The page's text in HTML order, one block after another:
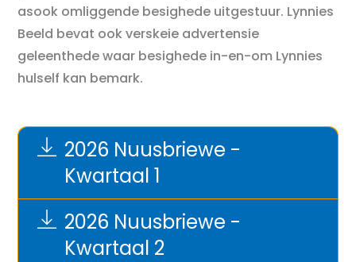
asook omliggende besighede uitgestuur. Lynnies
Beeld bevat ook verskeie advertensie
geleenthede waar besighede in-en-om Lynnies
hulself kan bemark.
2026 Nuusbriewe -
Kwartaal 1
2026 Nuusbriewe -
Kwartaal 2